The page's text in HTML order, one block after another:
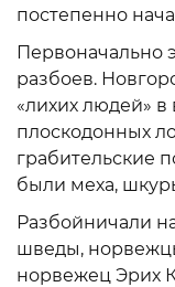
постепенно
Первоначально
разбоев.
«лихих людей» в
плоскодонных
грабительские
были меха,
Разбойничали
шведы,
норвежец Эрих